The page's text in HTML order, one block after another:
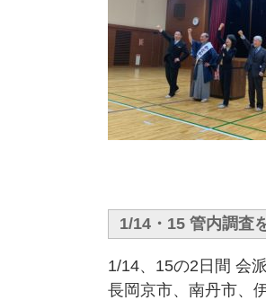
1/14・15 管内調査
1/14、15の2日間 会
長岡京市、南丹市、